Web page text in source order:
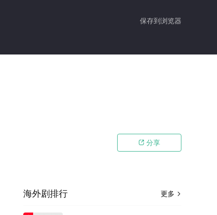
保存到浏览器
 分享
更多 
海外剧排行